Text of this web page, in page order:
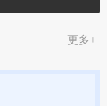
更多+